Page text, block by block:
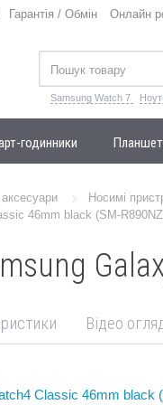
Гарантія / Обмін Онлайн
Samsung Watch 7
годинники
Носимі
46mm black (SM-
Відео